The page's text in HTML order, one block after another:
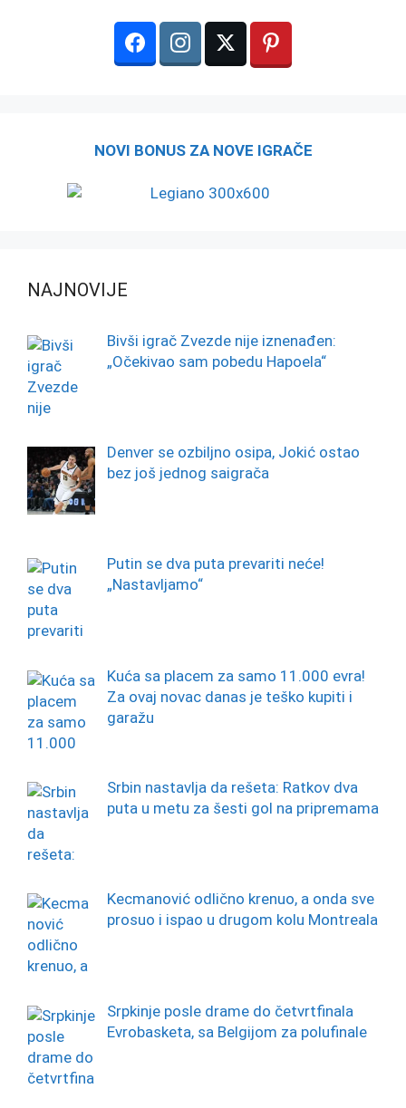
NOVI BONUS ZA NOVE IGRAČE
NAJNOVIJE
Bivši igrač Zvezde nije iznenađen:
„Očekivao sam pobedu Hapoela“
Denver se ozbiljno osipa, Jokić ostao
bez još jednog saigrača
Putin se dva puta prevariti neće!
„Nastavljamo“
Kuća sa placem za samo 11.000 evra!
Za ovaj novac danas je teško kupiti i
garažu
Srbin nastavlja da rešeta: Ratkov dva
puta u metu za šesti gol na pripremama
Kecmanović odlično krenuo, a onda sve
prosuo i ispao u drugom kolu Montreala
Srpkinje posle drame do četvrtfinala
Evrobasketa, sa Belgijom za polufinale